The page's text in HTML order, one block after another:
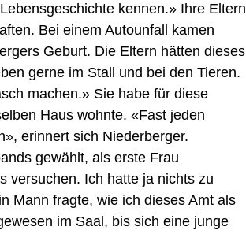
kennen.» Ihre Eltern
Bei einem Autounfall kamen
Geburt. Die Eltern hätten dieses
gerne im Stall und bei den Tieren.
machen.» Sie habe für diese
Haus wohnte. «Fast jeden
erinnert sich Niederberger.
gewählt, als erste Frau
versuchen. Ich hatte ja nichts zu
Mann fragte, wie ich dieses Amt als
im Saal, bis sich eine junge